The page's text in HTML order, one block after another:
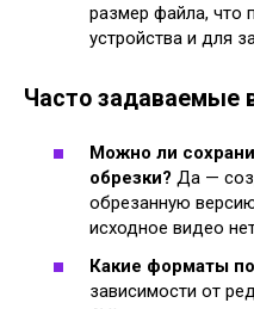
размер файла, что
устройства и для
Часто задаваемые
Можно ли
обрезки? Да —
обрезанную
исходное видео
Какие форматы
зависимости от